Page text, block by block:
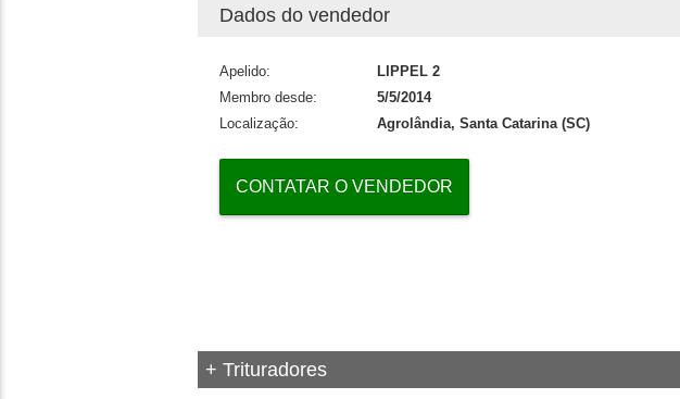
Dados do vendedor
Apelido:
LIPPEL 2
Membro desde:
5/5/2014
Localização:
Agrolândia, Santa Catarina (SC)
CONTATAR O VENDEDOR
+ Trituradores